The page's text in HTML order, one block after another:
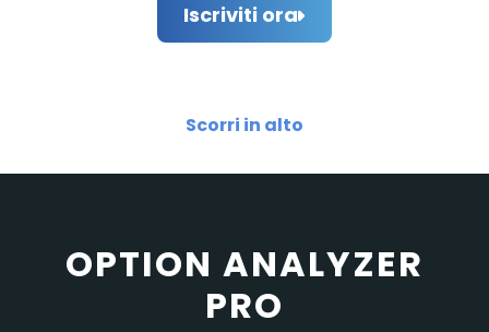
Iscriviti ora
Scorri in alto
OPTION ANALYZER
PRO